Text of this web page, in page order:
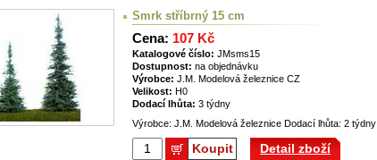
Smrk stříbrný 15 cm
Cena: 107 Kč
Katalogové číslo: JMsms15
Dostupnost: na objednávku
Výrobce: J.M. Modelová železnice CZ
Velikost: H0
Dodací lhůta: 3 týdny
Výrobce: J.M. Modelová železnice Dodací lhůta: 2 týdny
Koupit Detail zboží